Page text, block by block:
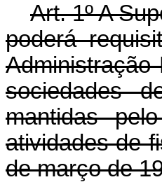
Art. 1º A
poderá
Administração
sociedades
mantidas
atividades de
de março de